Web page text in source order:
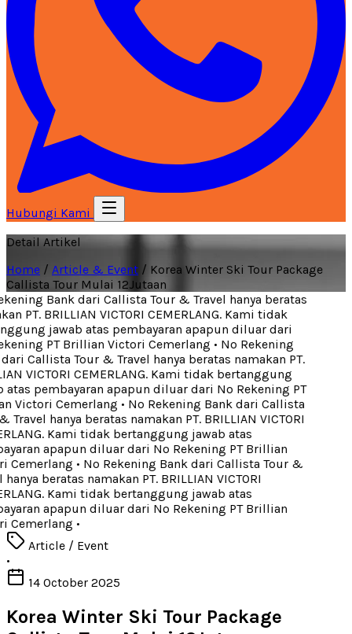
Hubungi Kami
Detail Artikel
Home / Article & Event / Korea Winter Ski Tour Package
Callista Tour Mulai 12Jutaan
Bank dari Callista Tour & Travel hanya beratas
PT. BRILLIAN VICTORI CEMERLANG. Kami tidak
jawab atas pembayaran apapun diluar dari
PT Brillian Victori Cemerlang• No Rekening
Callista Tour & Travel hanya beratas namakan PT.
VICTORI CEMERLANG. Kami tidak bertanggung
pembayaran apapun diluar dari No Rekening PT
Victori Cemerlang• No Rekening Bank dari Callista
hanya beratas namakan PT. BRILLIAN VICTORI
Kami tidak bertanggung jawab atas
apapun diluar dari No Rekening PT Brillian
Cemerlang• No Rekening Bank dari Callista Tour &
beratas namakan PT. BRILLIAN VICTORI
Kami tidak bertanggung jawab atas
apapun diluar dari No Rekening PT Brillian
Cemerlang•
Article / Event
•
14 October 2025
Korea Winter Ski Tour Package